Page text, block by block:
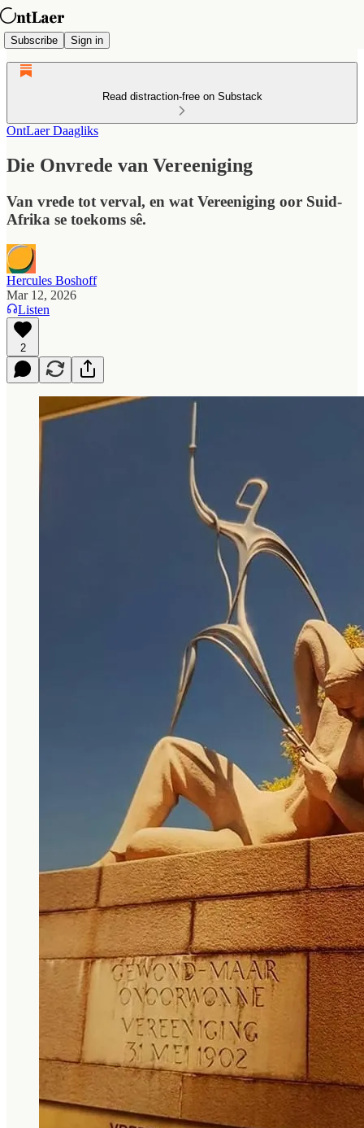
Subscribe Sign in
Read distraction-free on Substack
OntLaer Daagliks
Die Onvrede van Vereeniging
Van vrede tot verval, en wat Vereeniging oor Suid-
Afrika se toekoms sê.
Hercules Boshoff
Mar 12, 2026
Listen
2